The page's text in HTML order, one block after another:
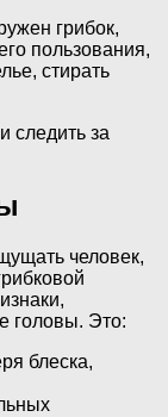
грибок,
пользования,
стирать
следить за
человек,
головы. Это:
блеска,